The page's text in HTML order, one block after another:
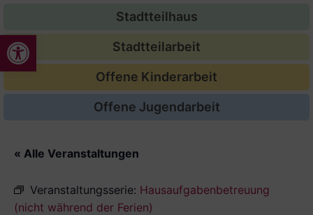
Werkzeugleiste öffnen
Stadtteilhaus
Stadtteilarbeit
Offene Kinderarbeit
Offene Jugendarbeit
« Alle Veranstaltungen
Veranstaltungsserie: Hausaufgabenbetreuung
(nicht während der Ferien)